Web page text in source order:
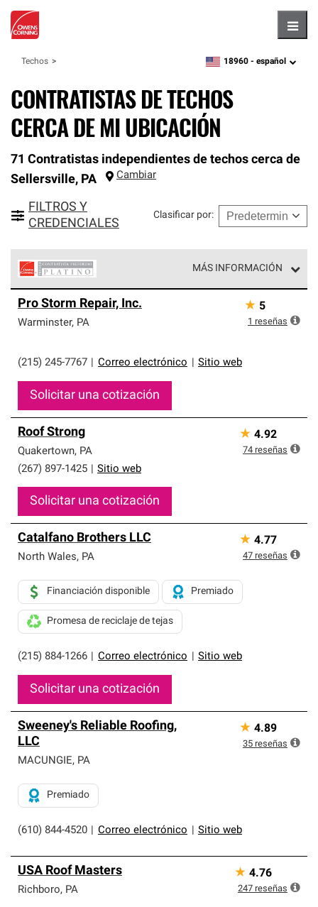
Techos zipcode,language
18960 - español
CONTRATISTAS DE TECHOS
CERCA DE MI UBICACIÓN
71 Contratistas independientes de techos cerca de
Sellersville, PA Cambiar
FILTROS Y
CREDENCIALES
Clasificar por:
MÁS INFORMACIÓN
Corning constituyen el nivel superior de nuestra red
exclusiva y cumplen con estándares estrictos de
sistemas de techos.
Pro Storm Repair, Inc.
Warminster, PA
(215) 245-7767 Correo electrónico Sitio web
Solicitar una cotización
★ 5
1 reseñas
Roof Strong
Quakertown, PA
(267) 897-1425
Sitio web
Solicitar una cotización
★ 4.92
74 reseñas
Catalfano Brothers LLC
North Wales, PA
(215) 884-1266 Correo electrónico Sitio web
Financiación disponible Premiado
Promesa de reciclaje de tejas
Solicitar una cotización
★ 4.77
47 reseñas
Sweeney's Reliable Roofing,
LLC
MACUNGIE, PA
(610) 844-4520 Correo electrónico Sitio web
Premiado
★ 4.89
35 reseñas
USA Roof Masters
Richboro, PA
★ 4.76
247 reseñas